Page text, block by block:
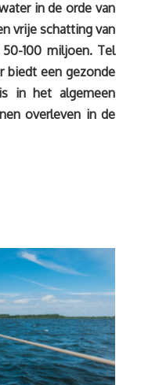
in de orde van
vrije schatting van
100 miljoen. Tel
biedt een gezonde
in het algemeen
overleven in de